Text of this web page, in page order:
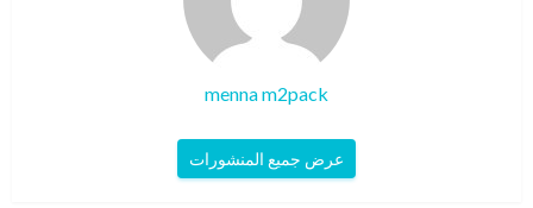
menna m2pack
عرض جميع المنشورات